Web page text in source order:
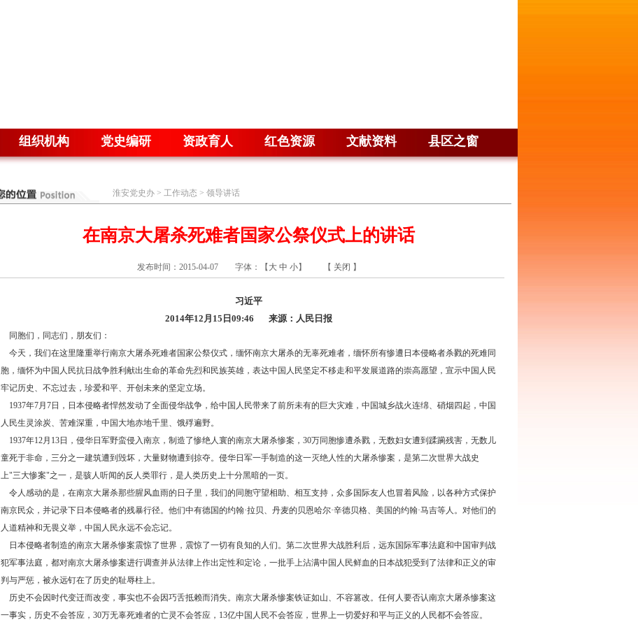
组织机构 党史编研 资政育人 红色资源 文献资料 县区之窗
淮安党史办 > 工作动态 > 领导讲话
在南京大屠杀死难者国家公祭仪式上的讲话
发布时间：2015-04-07 字体：【 大 中 小】 【 关闭 】
习近平
2014年12月15日 09:46 来源： 人民日报
同胞们，同志们，朋友们：
今天，我们在这里隆重举行南京大屠杀死难者国家公祭仪式，缅怀南京大屠杀的无辜死难者，缅怀所有惨遭日本侵略者杀戮的死难同
胞，缅怀为中国人民抗日战争胜利献出生命的革命先烈和民族英雄，表达中国人民坚定不移走和平发展道路的崇高愿望，宣示中国人民
牢记历史、不忘过去，珍爱和平、开创未来的坚定立场。
1937年7月7日 ，日本侵略者悍然发动了全面侵华战争，给中国人民带来了前所未有的巨大灾难，中国城乡战火连绵、硝烟四起，中国
人民生灵涂炭、苦难深重，中国大地赤地千里、饿殍遍野。
1937年12月13日 ，侵华日军野蛮侵入南京，制造了惨绝人寰的南京大屠杀惨案， 30万同胞惨遭杀戮，无数妇女遭到蹂躏残害，无数儿
童死于非命，三分之一建筑遭到毁坏，大量财物遭到掠夺。侵华日军一手制造的这一灭绝人性的大屠杀惨案，是第二次世界大战史
上"三大惨案"之一，是骇人听闻的反人类罪行，是人类历史上十分黑暗的一页。
令人感动的是，在南京大屠杀那些腥风血雨的日子里，我们的同胞守望相助、相互支持，众多国际友人也冒着风险，以各种方式保护
南京民众，并记录下日本侵略者的残暴行径。他们中有德国的约翰·拉贝、丹麦的贝恩哈尔·辛德贝格、美国的约翰·马吉等人。对他们的
人道精神和无畏义举，中国人民永远不会忘记。
日本侵略者制造的南京大屠杀惨案震惊了世界，震惊了一切有良知的人们。第二次世界大战胜利后，远东国际军事法庭和中国审判战
犯军事法庭，都对南京大屠杀惨案进行调查并从法律上作出定性和定论，一批手上沾满中国人民鲜血的日本战犯受到了法律和正义的审
判与严惩，被永远钉在了历史的耻辱柱上。
历史不会因时代变迁而改变，事实也不会因巧舌抵赖而消失。南京大屠杀惨案铁证如山、不容篡改。任何人要否认南京大屠杀惨案这
一事实，历史不会答应， 30万无辜死难者的亡灵不会答应，13亿中国人民不会答应，世界上一切爱好和平与正义的人民都不会答应。